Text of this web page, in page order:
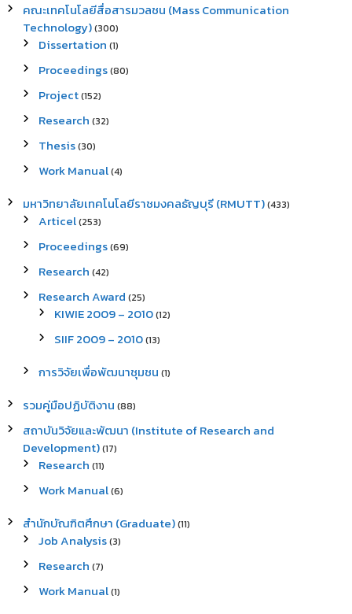
คณะเทคโนโลยีสื่อสารมวลชน (Mass Communication
Technology)(300)
Dissertation (1)
Proceedings(80)
Project(152)
Research (32)
Thesis(30)
Work Manual(4)
มหาวิทยาลัยเทคโนโลยีราชมงคลธัญบุรี (RMUTT)(433)
Articel(253)
Proceedings(69)
Research (42)
Research Award (25)
KIWIE 2009 – 2010(12)
SIIF 2009 – 2010(13)
การวิจัยเพื่อพัฒนาชุมชน (1)
รวมคู่มือปฏิบัติงาน (88)
สถาบันวิจัยและพัฒนา (Institute of Research and
Development)(17)
Research (11)
Work Manual(6)
สำนักบัณฑิตศึกษา (Graduate)(11)
Job Analysis(3)
Research (7)
Work Manual(1)